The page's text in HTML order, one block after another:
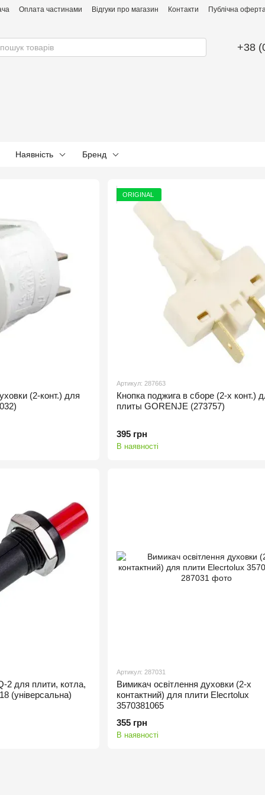
Оплата частинами Відгуки про магазин Контакти Публічна
+38
Наявність Бренд
(2-конт.) для
ORIGINAL
Артикул: 287663
Кнопка поджига в сборе (2-х конт.)
плиты GORENJE (273757)
395 грн
В наявності
2 для плити, котла,
(універсальна)
Артикул: 287031
Вимикач освітлення духовки (2-х
контактний) для плити Elecrtolux
3570381065
355 грн
В наявності